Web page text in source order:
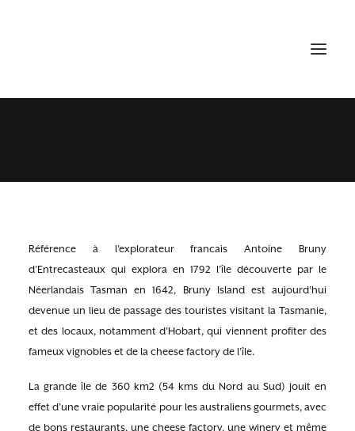
Référence à l’explorateur francais Antoine Bruny
d’Entrecasteaux qui explora en 1792 l’île découverte par le
Néerlandais Tasman en 1642, Bruny Island est aujourd’hui
devenue un lieu de passage des touristes visitant la Tasmanie,
et des locaux, notamment d’Hobart, qui viennent profiter des
fameux vignobles et de la cheese factory de l’île.
La grande île de 360 km2 (54 kms du Nord au Sud) jouit en
effet d’une vraie popularité pour les australiens gourmets, avec
de bons restaurants, une cheese factory, une winery et même